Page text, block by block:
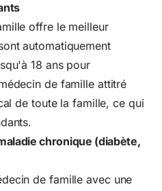
offre le meilleur
automatiquement
18 ans pour
de famille attitré
de toute la famille, ce qui
chronique (diabète,
de famille avec une